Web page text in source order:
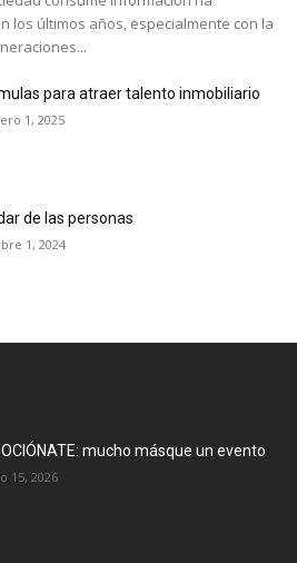
los últimos años, especialmente con la
para atraer talento inmobiliario
1, 2025
de las personas
1, 2024
mucho másque un evento
15, 2026